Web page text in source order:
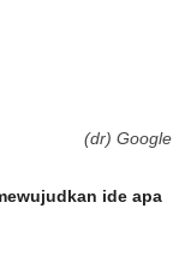
(dr) Google
ide apa